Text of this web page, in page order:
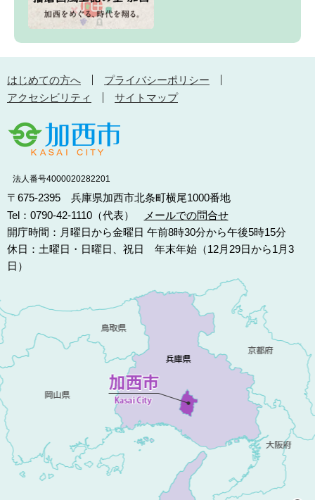
はじめての方へ
プライバシーポリシー
アクセシビリティ
サイトマップ
法人番号4000020282201
〒675-2395 兵庫県加西市北条町横尾1000番地
Tel：0790-42-1110（代表）
メールでの問合せ
開庁時間：月曜日から金曜日 午前8時30分から午後5時15分
休日：土曜日・日曜日、祝日 年末年始（12月29日から1月3
日）